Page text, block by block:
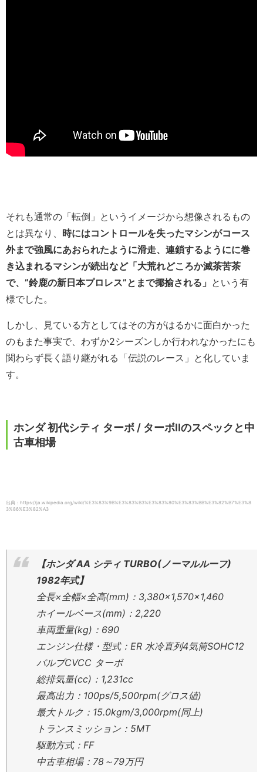
それも通常の「転倒」というイメージから想像されるもの
とは異なり、 時にはコントロールを失ったマシンがコース
外まで強風にあおられたように滑走、連鎖するようにに巻
き込まれるマシンが続出など「大荒れどころか滅茶苦茶
で、”鈴鹿の新日本プロレス”とまで揶揄される」 という有
様でした。
しかし、見ている方としてはその方がはるかに面白かった
のもまた事実で、わずか2シーズンしか行われなかったにも
関わらず長く語り継がれる「伝説のレース」と化していま
す。
ホンダ 初代シティ ターボ / ターボIIのスペックと中
古車相場
出典：https://ja.wikipedia.org/wiki/%E3%83%9B%E3%83%B3%E3%83%80%E3%83%BB%E3%82%B7%E3%8
3%86%E3%82%A3
【ホンダ AA シティ TURBO(ノーマルルーフ)
1982年式】
全長×全幅×全高(mm)：3,380×1,570×1,460
ホイールベース(mm)：2,220
車両重量(kg)：690
エンジン仕様・型式：ER 水冷直列4気筒SOHC12
バルブCVCC ターボ
総排気量(cc)：1,231cc
最高出力：100ps/5,500rpm(グロス値)
最大トルク：15.0kgm/3,000rpm(同上)
トランスミッション：5MT
駆動方式：FF
中古車相場：78～79万円